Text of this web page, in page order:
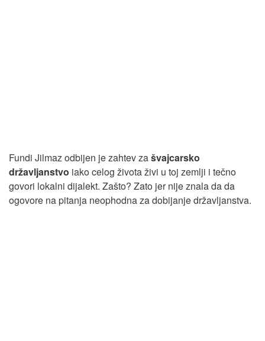
Fundi Jilmaz odbijen je zahtev zašvajcarsko
državljanstvo iako celog života živi u toj zemlji i tečno
govori lokalni dijalekt. Zašto? Zato jer nije znala da da
ogovore na pitanja neophodna za dobijanje državljanstva.